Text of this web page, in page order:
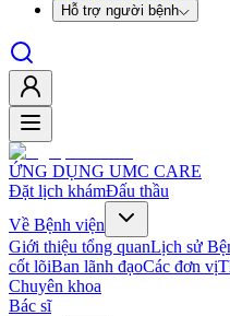
Hỗ trợ người bệnh
ỨNG DỤNG UMC CARE
Đặt lịch khámĐấu thầu
Về Bệnh viện
Giới thiệu tổng quanLịch sử
cốt lõiBan lãnh đạoCác đơn vị
Chuyên khoa
Bác sĩ